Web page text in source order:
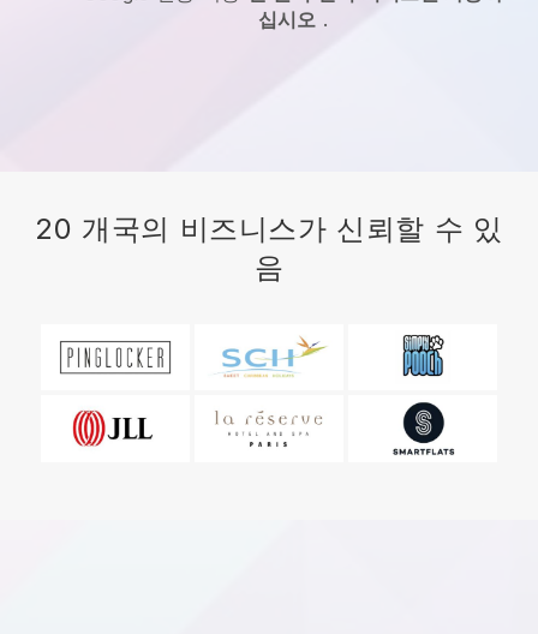
십시오 .
20 개국의 비즈니스가 신뢰할 수 있
음